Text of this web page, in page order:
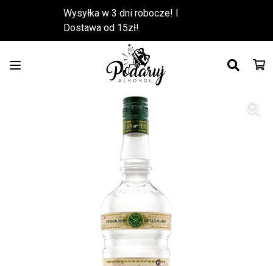
Wysyłka w 3 dni robocze! l
Dostawa od 15zł!